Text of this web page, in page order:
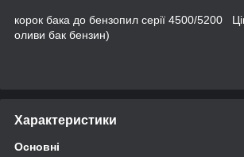
корок бака до бензопил серії 4500/5200
оливи бак бензин)
Характеристики
Основні